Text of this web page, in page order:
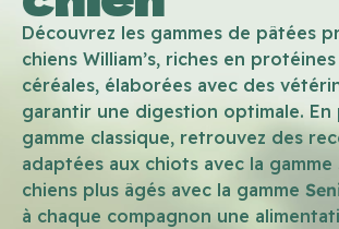
Découvrez les gammes de pâtées
chiens William’s, riches en
céréales, élaborées avec des
garantir une digestion optimale. En
gamme classique, retrouvez des
adaptées aux chiots avec la gamme
chiens plus âgés avec la gamme
à chaque compagnon une